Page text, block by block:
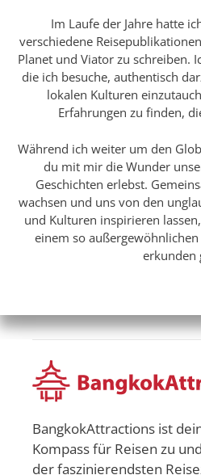
Im Laufe der Jahre hatte
verschiedene
Planet und Viator zu schreiben.
die ich besuche, authentisch
lokalen Kulturen
Erfahrungen zu finden,
Während ich weiter um den
du mit mir die Wunder
Geschichten erlebst.
wachsen und uns von den
und Kulturen inspirieren
einem so
erkunden
BangkokAttractions ist
Kompass für Reisen zu
der faszinierendsten